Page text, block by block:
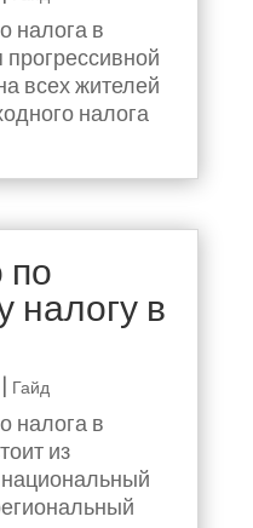
налога в
всех жителей
налога
по
налогу в
Гайд
налога в
из
национальный